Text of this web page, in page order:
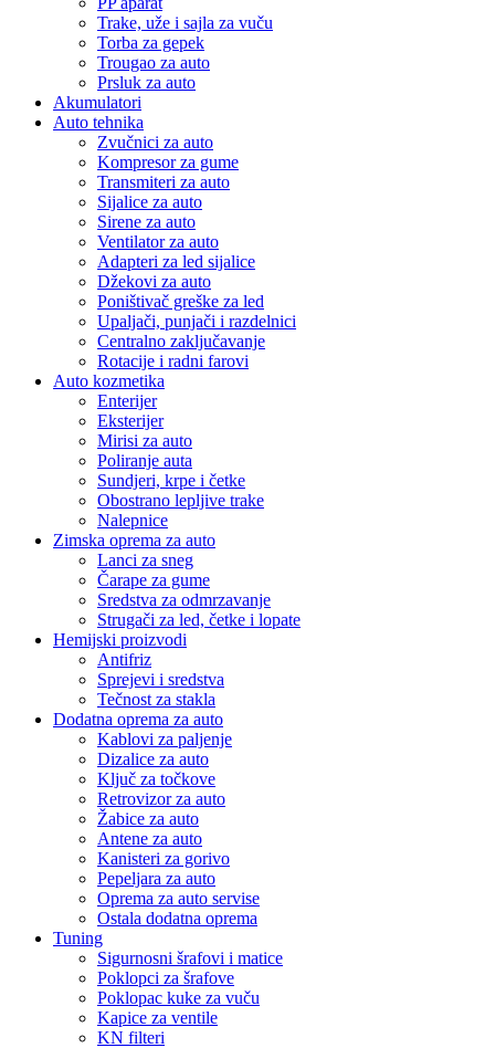
Trake, uže i sajla za vuču
Torba za gepek
Trougao za auto
Prsluk za auto
Akumulatori
Auto tehnika
Zvučnici za auto
Kompresor za gume
Transmiteri za auto
Sijalice za auto
Sirene za auto
Ventilator za auto
Adapteri za led sijalice
Džekovi za auto
Poništivač greške za led
Upaljači, punjači i razdelnici
Centralno zaključavanje
Rotacije i radni farovi
Auto kozmetika
Enterijer
Eksterijer
Mirisi za auto
Poliranje auta
Sundjeri, krpe i četke
Obostrano lepljive trake
Nalepnice
Zimska oprema za auto
Lanci za sneg
Čarape za gume
Sredstva za odmrzavanje
Strugači za led, četke i lopate
Hemijski proizvodi
Antifriz
Sprejevi i sredstva
Tečnost za stakla
Dodatna oprema za auto
Kablovi za paljenje
Dizalice za auto
Ključ za točkove
Retrovizor za auto
Žabice za auto
Antene za auto
Kanisteri za gorivo
Pepeljara za auto
Oprema za auto servise
Ostala dodatna oprema
Tuning
Sigurnosni šrafovi i matice
Poklopci za šrafove
Poklopac kuke za vuču
Kapice za ventile
KN filteri